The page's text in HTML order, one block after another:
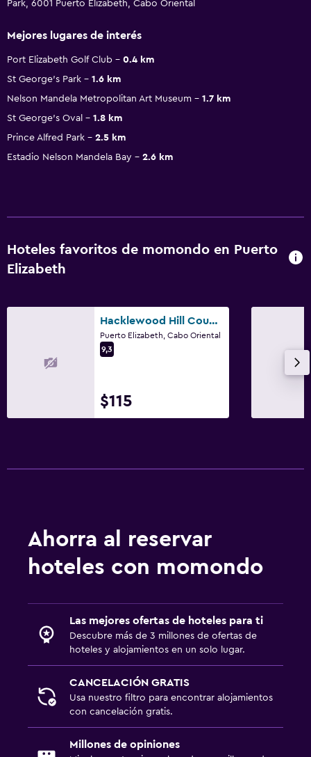
Park, 6001 Puerto Elizabeth, Cabo Oriental
Mejores lugares de interés
Port Elizabeth Golf Club
0.4 km
St George's Park
1.6 km
Nelson Mandela Metropolitan Art Museum
1.7 km
St George's Oval
1.8 km
Prince Alfred Park
2.5 km
Estadio Nelson Mandela Bay
2.6 km
Hoteles favoritos de momondo en Puerto
Elizabeth
Hacklewood Hill Country House
Puerto Elizabeth, Cabo Oriental
9,3
$115
Ahorra al reservar
hoteles con momondo
Las mejores ofertas de hoteles para ti
Descubre más de 3 millones de ofertas de
hoteles y alojamientos en un solo lugar.
CANCELACIÓN GRATIS
Usa nuestro filtro para encontrar alojamientos
con cancelación gratis.
Millones de opiniones